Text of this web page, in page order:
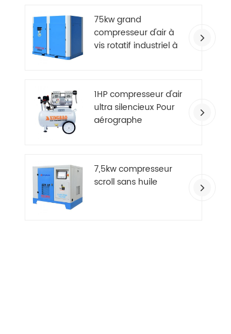
75kw grand
compresseur d'air à
vis rotatif industriel à
1HP compresseur d'air
ultra silencieux Pour
aérographe
7,5kw compresseur
scroll sans huile